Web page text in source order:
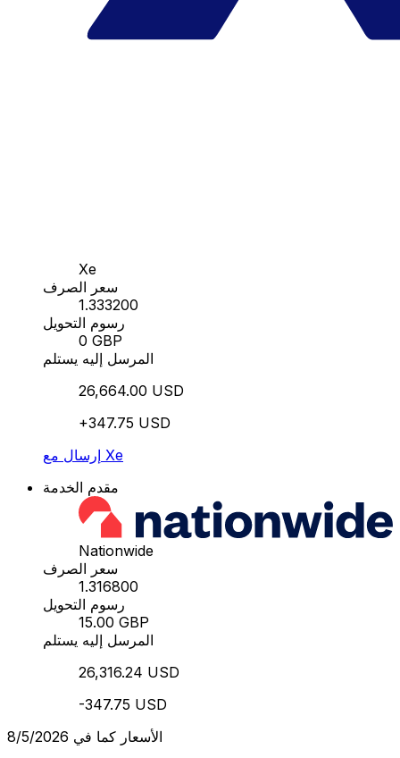
Xe
سعر الصرف
1.333200
رسوم التحويل
0 GBP
المرسل إليه يستلم
26,664.00 USD
+347.75 USD
إرسال مع Xe
مقدم الخدمة
Nationwide
سعر الصرف
1.316800
رسوم التحويل
15.00 GBP
المرسل إليه يستلم
26,316.24 USD
-347.75 USD
الأسعار كما في 8/5/2026